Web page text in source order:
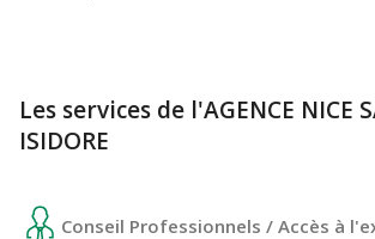
Les services de l'AGENCE NICE
ISIDORE
Conseil Professionnels / Accès à